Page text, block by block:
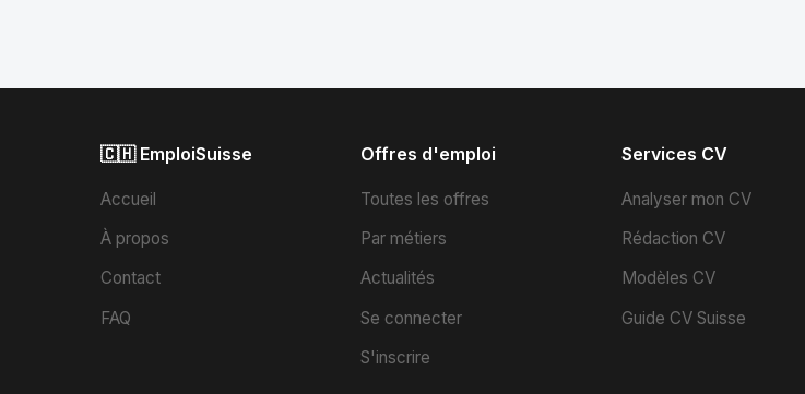
🇨🇭 EmploiSuisse
Accueil
À propos
Contact
FAQ
Offres d'emploi
Toutes les offres
Par métiers
Actualités
Se connecter
S'inscrire
Services CV
Analyser mon CV
Rédaction CV
Modèles CV
Guide CV Suisse